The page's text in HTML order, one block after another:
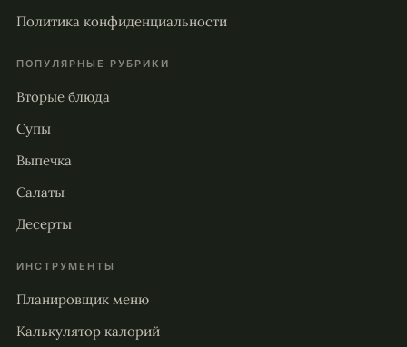
Политика конфиденциальности
ПОПУЛЯРНЫЕ РУБРИКИ
Вторые блюда
Супы
Выпечка
Салаты
Десерты
ИНСТРУМЕНТЫ
Планировщик меню
Калькулятор калорий